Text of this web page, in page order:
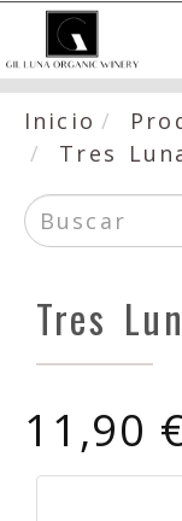
Inicio
Tres
Tres
11,90